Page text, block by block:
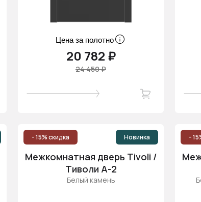
Цена за полотно
20 782 ₽
24 450 ₽
- 15% скидка Новинка
Межкомнатная дверь Tivoli /
Тиволи А-2
Белый камень
-